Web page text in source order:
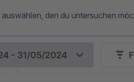
auswählen, den du untersuchen